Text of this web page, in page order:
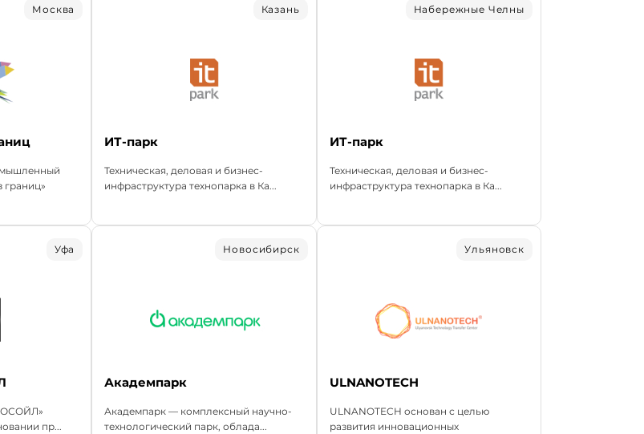
Москва
границ»
Казань
ИТ-парк
Техническая, деловая и бизнес-
инфраструктура технопарка в Ка...
Набережные Челны
ИТ-парк
Техническая, деловая и бизнес-
инфраструктура технопарка в Ка...
Уфа
пр...
Новосибирск
Академпарк
Академпарк — комплексный научно-
технологический парк, облада...
Ульяновск
ULNANOTECH
ULNANOTECH основан с целью
развития инновационных